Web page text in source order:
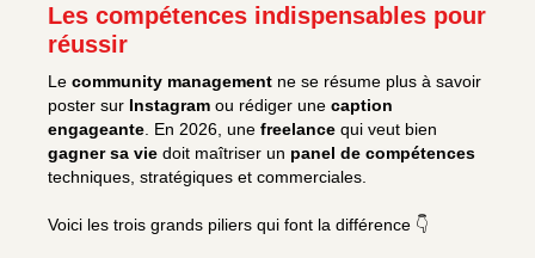
Les compétences indispensables pour
réussir
Le community management ne se résume plus à savoir
poster sur Instagram ou rédiger une caption
engageante . En 2026, une freelance qui veut bien
gagner sa vie doit maîtriser un panel de compétences
techniques, stratégiques et commerciales.
Voici les trois grands piliers qui font la différence 👇